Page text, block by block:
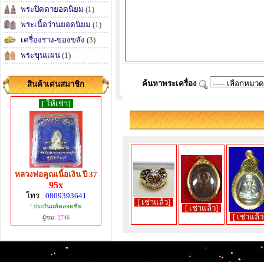
พระปิดตายอดนิยม (1)
พระเนื้อว่านยอดนิยม (1)
เครื่องราง-ของขลัง (3)
พระขุนแผน (1)
สินค้าเด่นสมาชิก
[ ให้เช่า]
หลวงพ่อคูณเนื้อเงิน ปี 37
95x
โทร : 0809393641
! ประกันแท้ตลอดชีพ
ผู้ชม: 2746
ค้นหาพระเครื่อง
[ เช่าแล้ว]
[ เช่าแล้ว]
[ เช่าแล้
Copyright 2013,